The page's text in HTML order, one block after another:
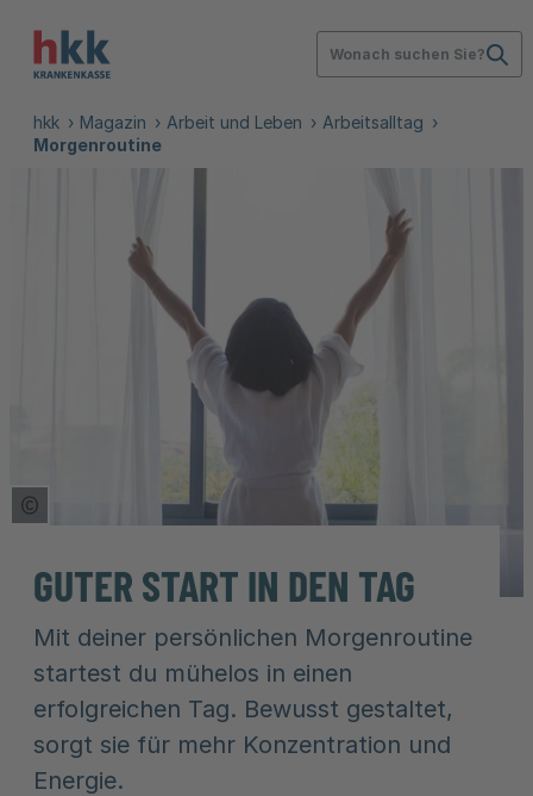
Wonach suchen Sie?
hkk Magazin Arbeit und Leben
Arbeitsalltag
Morgenroutine
Copyright Tooltip öffnen
GUTER START IN DEN TAG
Mit deiner persönlichen Morgenroutine
startest du mühelos in einen
erfolgreichen Tag. Bewusst gestaltet,
sorgt sie für mehr Konzentration und
Energie.